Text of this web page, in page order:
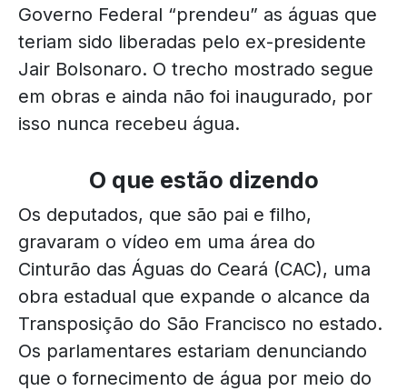
Governo Federal “prendeu” as águas que
teriam sido liberadas pelo ex-presidente
Jair Bolsonaro. O trecho mostrado segue
em obras e ainda não foi inaugurado, por
isso nunca recebeu água.
O que estão dizendo
Os deputados, que são pai e filho,
gravaram o vídeo em uma área do
Cinturão das Águas do Ceará (CAC), uma
obra estadual que expande o alcance da
Transposição do São Francisco no estado.
Os parlamentares estariam denunciando
que o fornecimento de água por meio do